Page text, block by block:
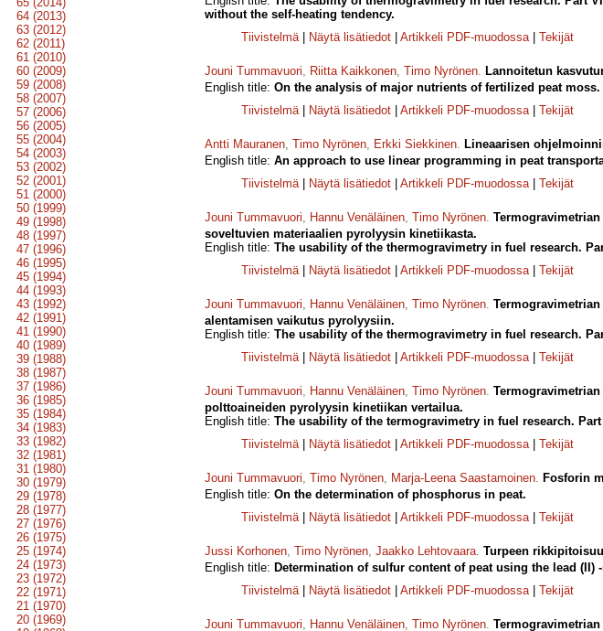
64 (2013)
63 (2012)
62 (2011)
61 (2010)
60 (2009)
59 (2008)
58 (2007)
57 (2006)
56 (2005)
55 (2004)
54 (2003)
53 (2002)
52 (2001)
51 (2000)
50 (1999)
49 (1998)
48 (1997)
47 (1996)
46 (1995)
45 (1994)
44 (1993)
43 (1992)
42 (1991)
41 (1990)
40 (1989)
39 (1988)
38 (1987)
37 (1986)
36 (1985)
35 (1984)
34 (1983)
33 (1982)
32 (1981)
31 (1980)
30 (1979)
29 (1978)
28 (1977)
27 (1976)
26 (1975)
25 (1974)
24 (1973)
23 (1972)
22 (1971)
21 (1970)
20 (1969)
without the self-heating tendency.
Tiivistelmä| Näytä lisätiedot Artikkeli PDF-muodossa| Tekijät
Jouni Tummavuori, Riitta Kaikkonen, Timo Nyrönen. Lannoitetun
English title: On the analysis of major nutrients of fertilized peat
Tiivistelmä| Näytä lisätiedot Artikkeli PDF-muodossa| Tekijät
Antti Mauranen, Timo Nyrönen, Erkki Siekkinen. Lineaarisen
English title: An approach to use linear programming in peat
Tiivistelmä| Näytä lisätiedot Artikkeli PDF-muodossa| Tekijät
Jouni Tummavuori, Hannu Venäläinen, Timo Nyrönen.
soveltuvien materiaalien pyrolyysin kinetiikasta.
English title: The usability of the thermogravimetry in fuel research.
Tiivistelmä| Näytä lisätiedot Artikkeli PDF-muodossa| Tekijät
Jouni Tummavuori, Hannu Venäläinen, Timo Nyrönen.
alentamisen vaikutus pyrolyysiin.
English title: The usability of the thermogravimetry in fuel research.
Tiivistelmä| Näytä lisätiedot Artikkeli PDF-muodossa| Tekijät
Jouni Tummavuori, Hannu Venäläinen, Timo Nyrönen.
polttoaineiden pyrolyysin kinetiikan vertailua.
English title: The usability of the termogravimetry in fuel research.
Tiivistelmä| Näytä lisätiedot Artikkeli PDF-muodossa| Tekijät
Jouni Tummavuori, Timo Nyrönen, Marja-Leena Saastamoinen. Fosforin
English title: On the determination of phosphorus in peat.
Tiivistelmä| Näytä lisätiedot Artikkeli PDF-muodossa| Tekijät
Jussi Korhonen, Timo Nyrönen, Jaakko Lehtovaara. Turpeen
English title: Determination of sulfur content of peat using the lead (II)
Tiivistelmä| Näytä lisätiedot Artikkeli PDF-muodossa| Tekijät
Jouni Tummavuori, Hannu Venäläinen, Timo Nyrönen.